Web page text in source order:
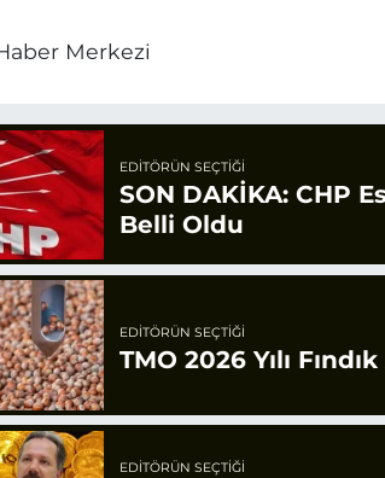
Merkezi
EDITÖRÜN SEÇTIĞI
SON DAKİKA: CHP
Belli Oldu
EDITÖRÜN SEÇTIĞI
TMO 2026 Yılı
EDITÖRÜN SEÇTIĞI